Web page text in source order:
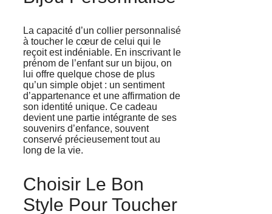
La capacité d’un collier personnalisé
à toucher le cœur de celui qui le
reçoit est indéniable. En inscrivant le
prénom de l’enfant sur un bijou, on
lui offre quelque chose de plus
qu’un simple objet : un sentiment
d’appartenance et une affirmation de
son identité unique. Ce cadeau
devient une partie intégrante de ses
souvenirs d’enfance, souvent
conservé précieusement tout au
long de la vie.
Choisir Le Bon
Style Pour Toucher